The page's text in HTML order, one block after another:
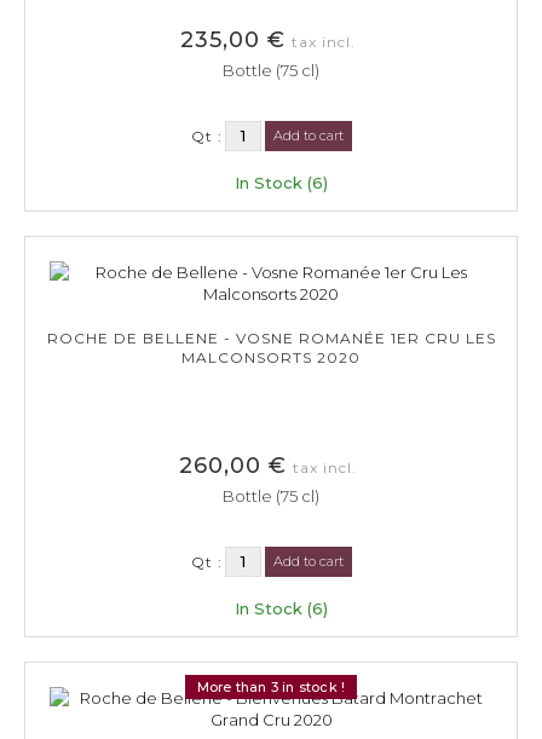
235,00 € tax incl.
Bottle (75 cl)
Qt : Add to cart
In Stock (6)
ROCHE DE BELLENE - VOSNE ROMANÉE 1ER CRU LES
MALCONSORTS 2020
260,00 € tax incl.
Bottle (75 cl)
Qt : Add to cart
In Stock (6)
More than 3 in stock !